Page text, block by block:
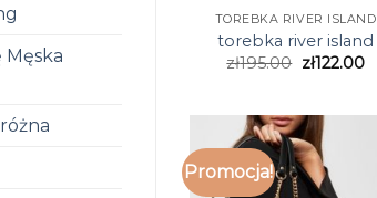
Męska
TOREBKA RIVER ISLAND
torebka river island
zł195.00 zł122.00
Promocja!